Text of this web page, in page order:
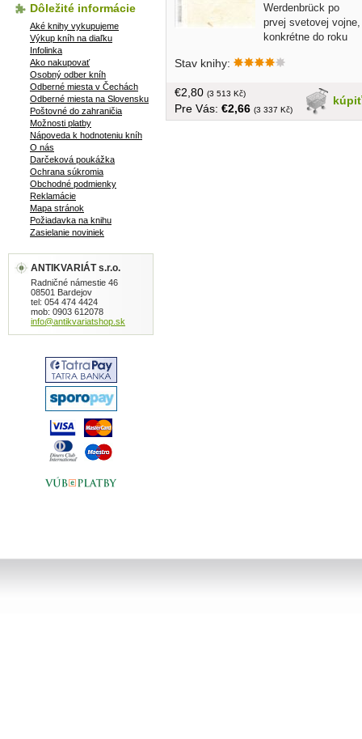
Werdenbrück po
prvej svetovej vojne,
konkrétne do roku
Ludwiga Bodmera nám predstaví
sa v nekonečných ekonomických
problémoch a revoltách, kedy sa vo
všeobecnom chaose rodia nové,
Stav knihy:
kúpiť
€2,80 (3 513 Kč)
Pre Vás: €2,66 (3 337 Kč)
Dôležité informácie
Aké knihy vykupujeme
Výkup kníh na diaľku
Infolinka
Ako nakupovať
Osobný odber kníh
Odberné miesta v Čechách
Odberné miesta na Slovensku
Poštovné do zahraničia
Možnosti platby
Nápoveda k hodnoteniu kníh
O nás
Darčeková poukážka
Ochrana súkromia
Obchodné podmienky
Reklamácie
Mapa stránok
Požiadavka na knihu
Zasielanie noviniek
ANTIKVARIÁT s.r.o.
Radničné námestie 46
08501 Bardejov
tel: 054 474 4424
mob: 0903 612078
info@antikvariatshop.sk